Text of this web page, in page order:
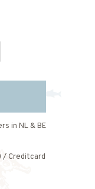
in NL & BE
/ Creditcard